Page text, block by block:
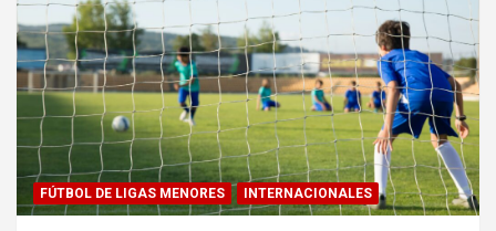
FÚTBOL DE LIGAS MENORES INTERNACIONALES